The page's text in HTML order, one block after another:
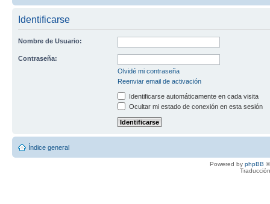
Identificarse
Nombre de Usuario:
Contraseña:
Olvidé mi contraseña
Reenviar email de activación
Identificarse automáticamente en cada visita
Ocultar mi estado de conexión en esta sesión
Índice general
Powered by phpBB